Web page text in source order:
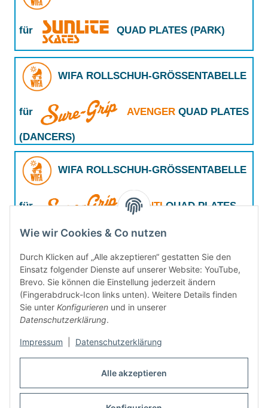
Alle akzeptieren
Wie wir Cookies & Co nutzen
Durch Klicken auf „Alle akzeptieren“ gestatten Sie den
Einsatz folgender Dienste auf unserer Website: YouTube,
Brevo. Sie können die Einstellung jederzeit ändern
(Fingerabdruck-Icon links unten). Weitere Details finden
Sie unter Konfigurieren und in unserer
Datenschutzerklärung.
Impressum Datenschutzerklärung
Gesetzliche Informationen
Vertrag widerrufen